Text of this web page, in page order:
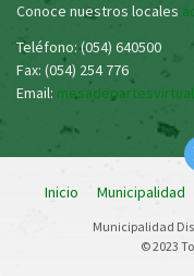
Conoce nuestros locales
Teléfono: (054) 640500
Fax: (054) 254 776
Email:
Inicio Municipalidad
Municipalidad
© 2023